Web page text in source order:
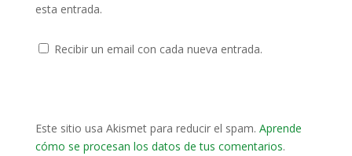
esta entrada.
Recibir un email con cada nueva entrada.
Este sitio usa Akismet para reducir el spam. Aprende
cómo se procesan los datos de tus comentarios.